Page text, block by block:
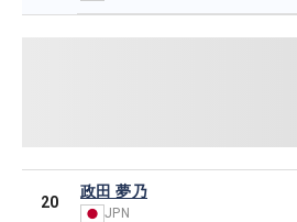
20
政田 夢乃
JPN